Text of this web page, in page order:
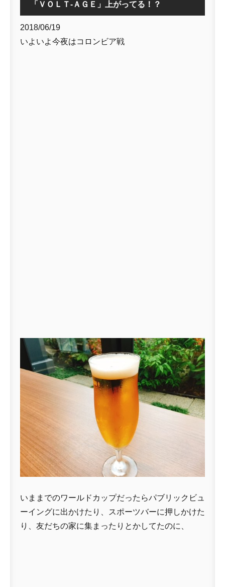
「ＶＯＬＴ-ＡＧＥ」上がってる！？
2018/06/19
いよいよ今夜はコロンビア戦
いままでのワールドカップだったらパブリックビュ
ーイングに出かけたり、スポーツバーに押しかけた
り、友だちの家に集まったりとかしてたのに、